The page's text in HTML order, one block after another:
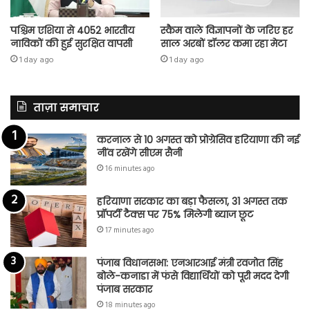
पश्चिम एशिया से 4052 भारतीय
नाविकों की हुई सुरक्षित वापसी
1 day ago
स्कैम वाले विज्ञापनों के जरिए हर
साल अरबों डॉलर कमा रहा मेटा
1 day ago
ताज़ा समाचार
करनाल से 10 अगस्त को प्रोग्रेसिव हरियाणा की नई
नींव रखेंगे सीएम सैनी
16 minutes ago
हरियाणा सरकार का बड़ा फैसला, 31 अगस्त तक
प्रॉपर्टी टैक्स पर 75% मिलेगी ब्याज छूट
17 minutes ago
पंजाब विधानसभा: एनआरआई मंत्री रवजोत सिंह
बोले-कनाडा में फंसे विद्यार्थियों को पूरी मदद देगी
पंजाब सरकार
18 minutes ago